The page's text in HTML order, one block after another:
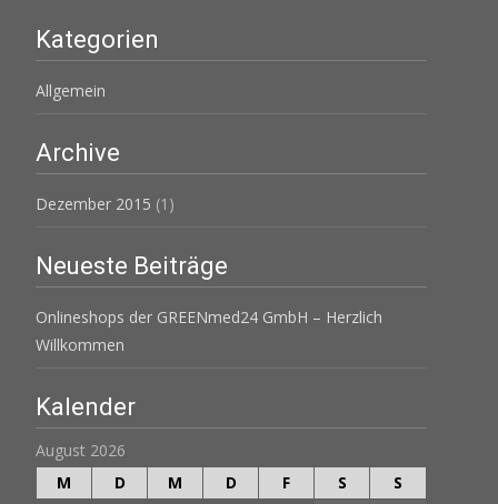
Kategorien
Allgemein
Archive
Dezember 2015 (1)
Neueste Beiträge
Onlineshops der GREENmed24 GmbH – Herzlich
Willkommen
Kalender
August 2026
M
D M D F S
S